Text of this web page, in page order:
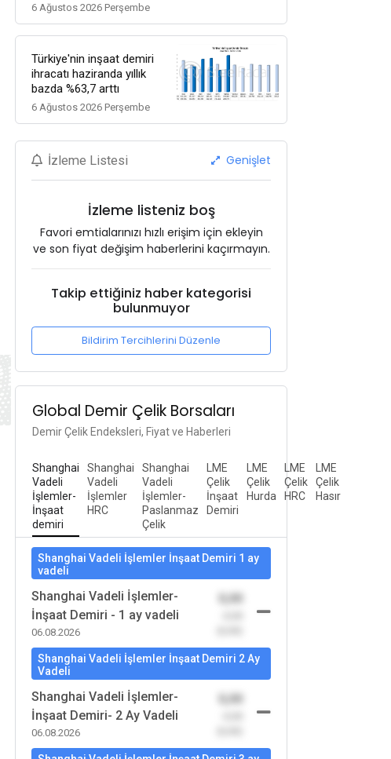
6 Ağustos 2026 Perşembe
Türkiye'nin inşaat demiri
ihracatı haziranda yıllık
bazda %63,7 arttı
6 Ağustos 2026 Perşembe
İzleme Listesi Genişlet
İzleme listeniz boş
Favori emtialarınızı hızlı erişim için ekleyin
ve son fiyat değişim haberlerini kaçırmayın.
Takip ettiğiniz haber kategorisi
bulunmuyor
Bildirim Tercihlerini Düzenle
Global Demir Çelik Borsaları
Demir Çelik Endeksleri, Fiyat ve Haberleri
Shanghai
Vadeli
İşlemler-
İnşaat
demiri
Shanghai
Vadeli
İşlemler
HRC
Shanghai
Vadeli
İşlemler-
Paslanmaz
Çelik
LME
Çelik
İnşaat
Demiri
LME
Çelik
Hurda
LME
Çelik
HRC
LME
Çelik
Hasır
Shanghai Vadeli İşlemler İnşaat Demiri 1 ay
vadeli
Shanghai Vadeli İşlemler-
İnşaat Demiri - 1 ay vadeli
06.08.2026
0,00
Shanghai Vadeli İşlemler İnşaat Demiri 2 Ay
Vadeli
Shanghai Vadeli İşlemler-
İnşaat Demiri- 2 Ay Vadeli
06.08.2026
0,00